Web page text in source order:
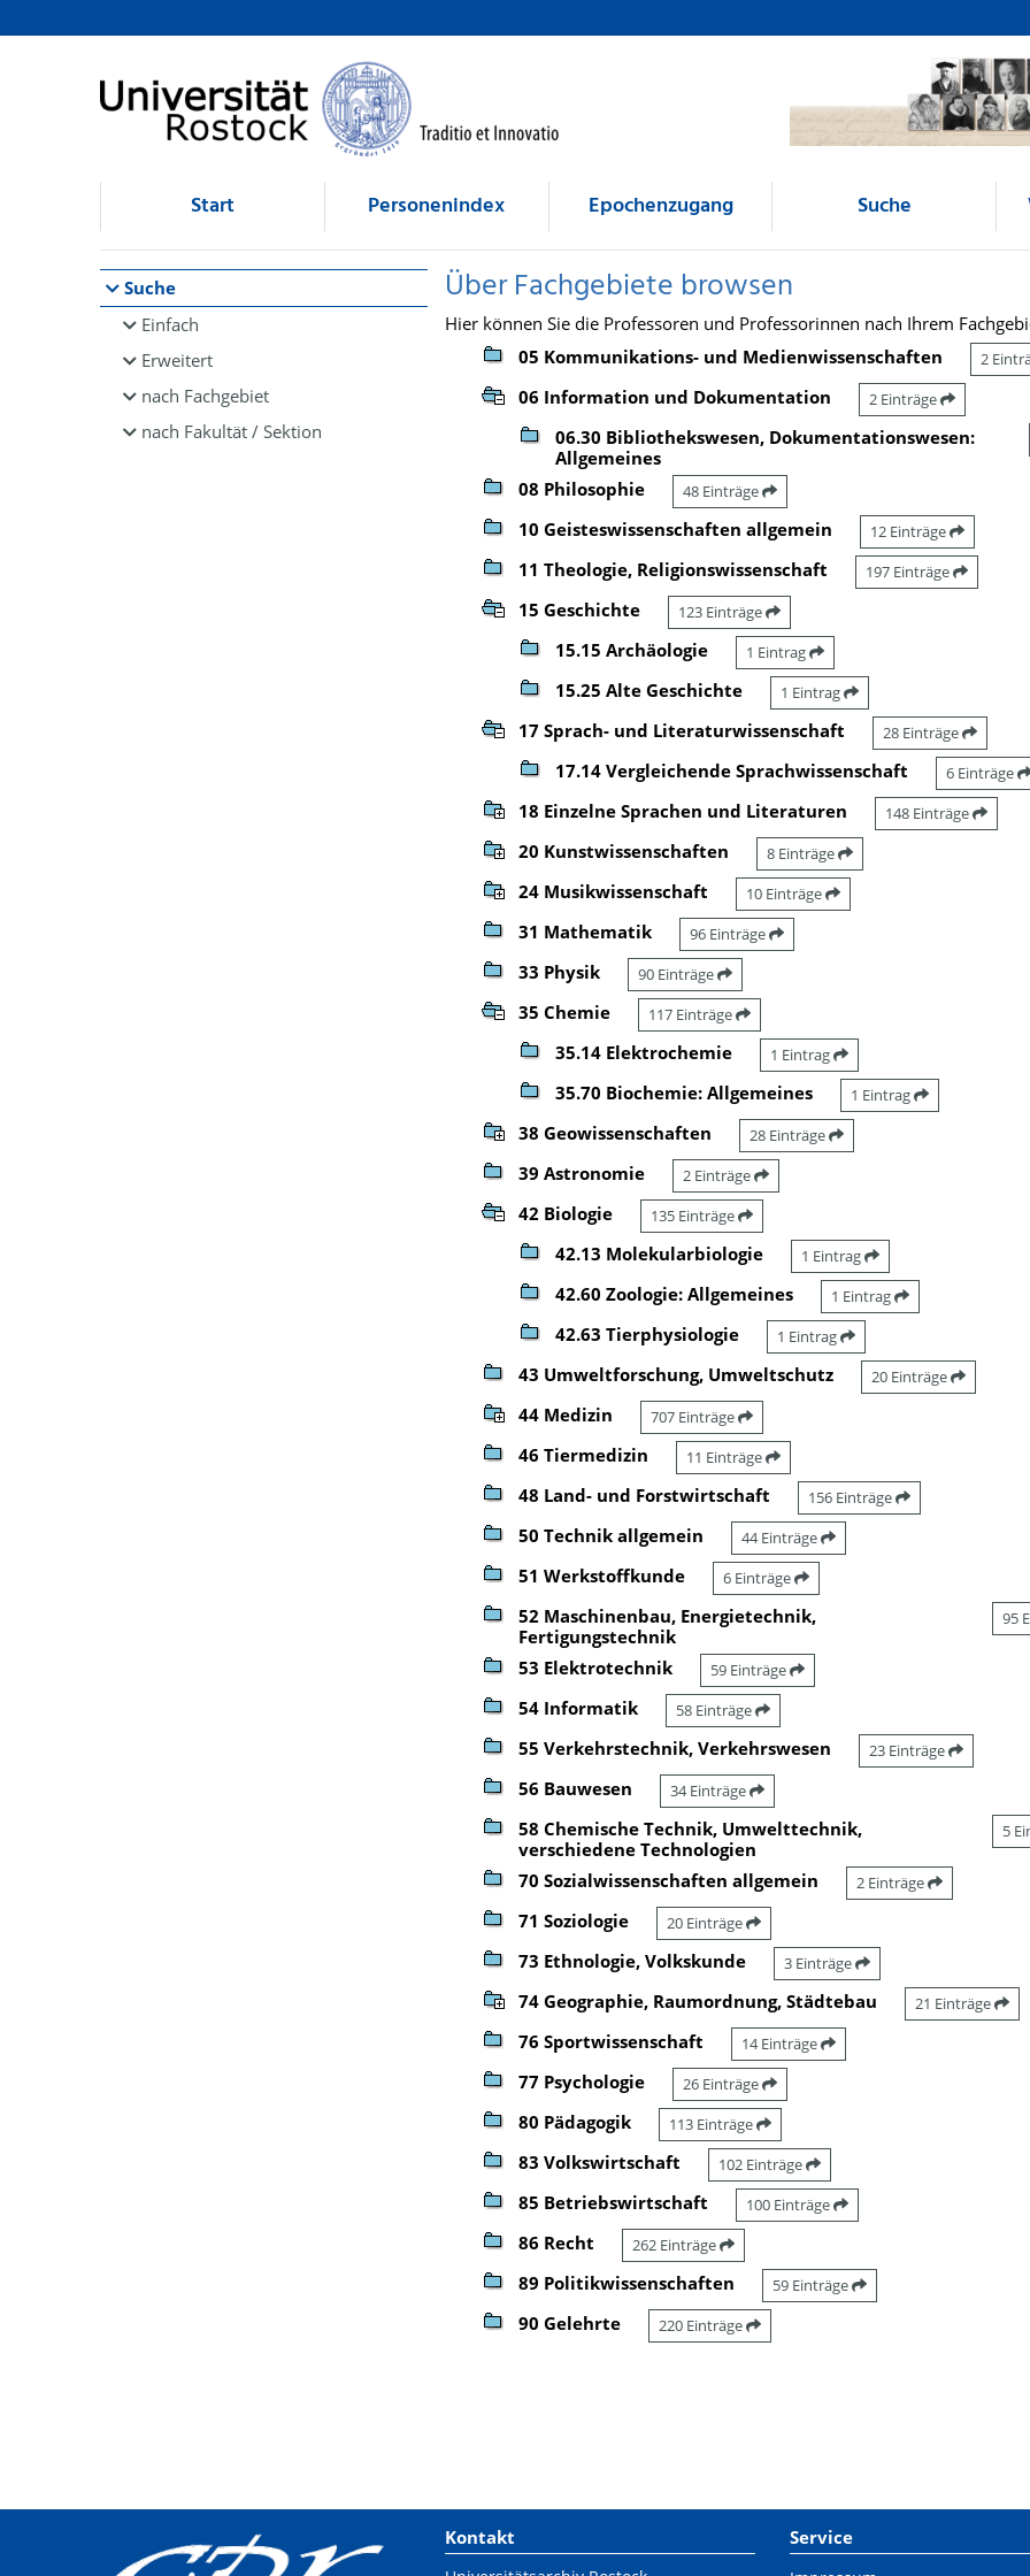
Browsen
direkt zum Inhalt
Start Personenindex Epochenzugang Suche
Suche
Einfach
Erweitert
nach Fachgebiet
nach Fakultät / Sektion
Über Fachgebiete browsen
Hier können Sie die Professoren und Professorinnen nach Ihrem
05 Kommunikations- und Medienwissenschaften
2
06 Information und Dokumentation 2 Einträge
06.30 Bibliothekswesen, Dokumentationswesen:
Allgemeines
08 Philosophie 48 Einträge
10 Geisteswissenschaften allgemein 12 Einträge
11 Theologie, Religionswissenschaft 197 Einträge
15 Geschichte 123 Einträge
15.15 Archäologie 1 Eintrag
15.25 Alte Geschichte 1 Eintrag
17 Sprach- und Literaturwissenschaft 28 Einträge
17.14 Vergleichende Sprachwissenschaft 6 Einträge
18 Einzelne Sprachen und Literaturen 148 Einträge
20 Kunstwissenschaften 8 Einträge
24 Musikwissenschaft 10 Einträge
31 Mathematik 96 Einträge
33 Physik 90 Einträge
35 Chemie 117 Einträge
35.14 Elektrochemie 1 Eintrag
35.70 Biochemie: Allgemeines 1 Eintrag
38 Geowissenschaften 28 Einträge
39 Astronomie 2 Einträge
42 Biologie 135 Einträge
42.13 Molekularbiologie 1 Eintrag
42.60 Zoologie: Allgemeines 1 Eintrag
42.63 Tierphysiologie 1 Eintrag
43 Umweltforschung, Umweltschutz 20 Einträge
44 Medizin 707 Einträge
46 Tiermedizin 11 Einträge
48 Land- und Forstwirtschaft 156 Einträge
50 Technik allgemein 44 Einträge
51 Werkstoffkunde 6 Einträge
52 Maschinenbau, Energietechnik,
Fertigungstechnik
95
53 Elektrotechnik 59 Einträge
54 Informatik 58 Einträge
55 Verkehrstechnik, Verkehrswesen 23 Einträge
56 Bauwesen 34 Einträge
58 Chemische Technik, Umwelttechnik,
verschiedene Technologien
5
70 Sozialwissenschaften allgemein 2 Einträge
71 Soziologie 20 Einträge
73 Ethnologie, Volkskunde 3 Einträge
74 Geographie, Raumordnung, Städtebau 21 Einträge
76 Sportwissenschaft 14 Einträge
77 Psychologie 26 Einträge
80 Pädagogik 113 Einträge
83 Volkswirtschaft 102 Einträge
85 Betriebswirtschaft 100 Einträge
86 Recht 262 Einträge
89 Politikwissenschaften 59 Einträge
90 Gelehrte 220 Einträge
Kontakt Service